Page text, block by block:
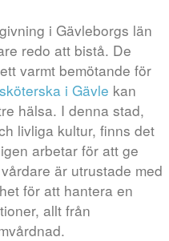
i Gävleborgs län
redo att bistå. De
varmt bemötande för
i Gävle kan
hälsa. I denna stad,
livliga kultur, finns det
arbetar för att ge
är utrustade med
för att hantera en
allt från